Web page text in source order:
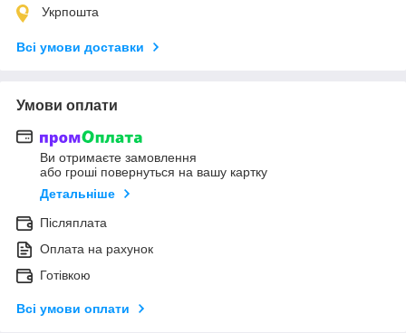
Укрпошта
Всі умови доставки
Умови оплати
Ви отримаєте замовлення
або гроші повернуться на вашу картку
Детальніше
Післяплата
Оплата на рахунок
Готівкою
Всі умови оплати